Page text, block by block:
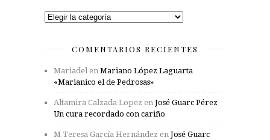
Categorías
COMENTARIOS RECIENTES
Mariadel en Mariano López Laguarta
«Marianico el de Pedrosas»
Altamira Calzada Lopez en José Guarc Pérez
Un cura recordado con cariño
M Teresa García Hernández en José Guarc